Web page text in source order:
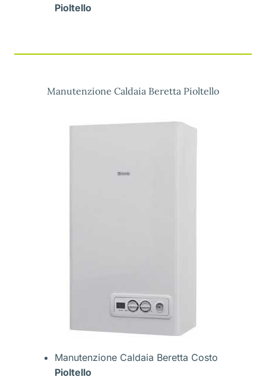
Pioltello
Manutenzione Caldaia Beretta Pioltello
Manutenzione Caldaia Beretta Costo
Pioltello